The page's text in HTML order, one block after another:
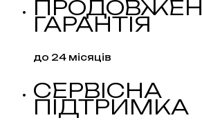
ГАРАНТІЯ
до 24 місяців
СЕРВІСНА
ПІДТРИМКА